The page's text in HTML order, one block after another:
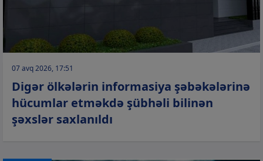
07 avq 2026, 17:51
Digər ölkələrin informasiya şəbəkələrinə
hücumlar etməkdə şübhəli bilinən
şəxslər saxlanıldı